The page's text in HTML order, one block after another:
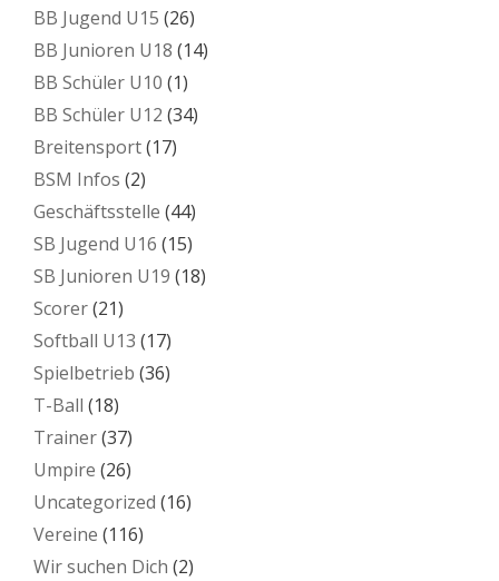
BB Jugend U15 (26)
BB Junioren U18 (14)
BB Schüler U10 (1)
BB Schüler U12 (34)
Breitensport(17)
BSM Infos (2)
Geschäftsstelle (44)
SB Jugend U16 (15)
SB Junioren U19 (18)
Scorer(21)
Softball U13 (17)
Spielbetrieb (36)
T-Ball (18)
Trainer(37)
Umpire (26)
Uncategorized (16)
Vereine (116)
Wir suchen Dich (2)